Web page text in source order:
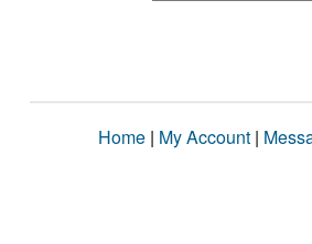
Home | My Account |